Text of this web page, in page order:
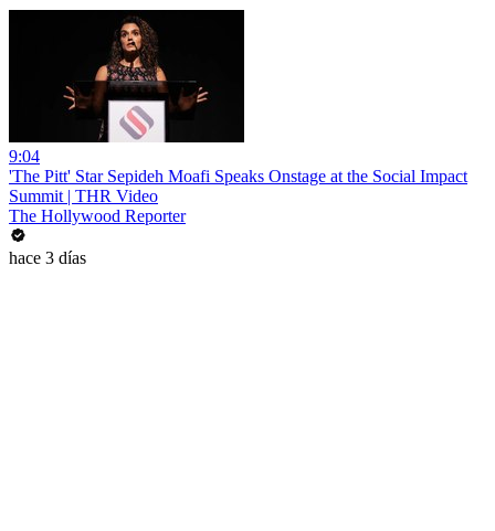
9:04
'The Pitt' Star Sepideh Moafi Speaks Onstage at the Social Impact
Summit | THR Video
The Hollywood Reporter
hace 3 días